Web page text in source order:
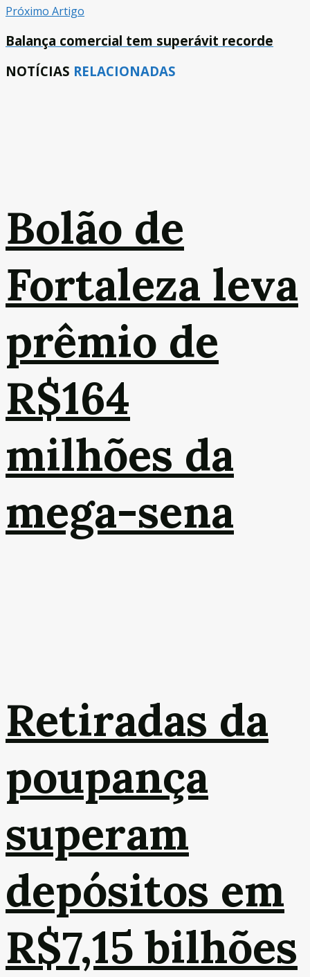
Próximo Artigo
Balança comercial tem superávit recorde
NOTÍCIAS RELACIONADAS
Bolão de
Fortaleza leva
prêmio de
R$164
milhões da
mega-sena
Retiradas da
poupança
superam
depósitos em
R$7,15 bilhões